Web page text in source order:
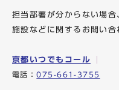
担当部署が分からない場合
施設などに関するお問い合
京都いつでもコール
電話：075-661-3755